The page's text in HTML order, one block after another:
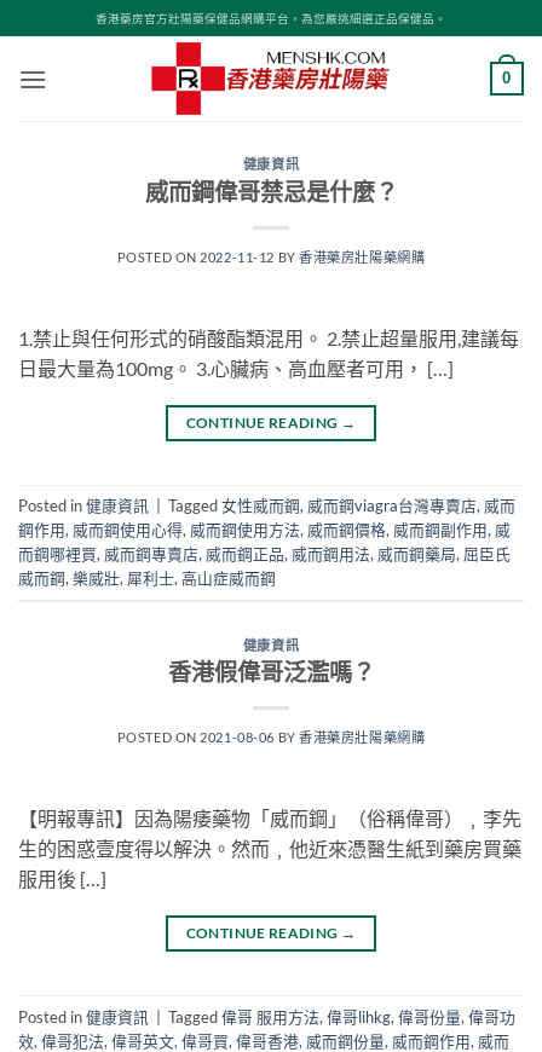
to
content
香港藥房官方壯陽藥保健品網購平台，為您嚴挑細選正品保健品。
0
健康資訊
威而鋼偉哥禁忌是什麼？
POSTED ON 2022-11-12 BY香港藥房壯陽藥網購
1.禁止與任何形式的硝酸酯類混用。 2.禁止超量服用,建議每
日最大量為100mg。 3.心臟病、高血壓者可用， […]
CONTINUE READING →
Posted in健康資訊 Tagged女性威而鋼, 威而鋼viagra台灣專賣店, 威而
鋼作用, 威而鋼使用心得, 威而鋼使用方法, 威而鋼價格, 威而鋼副作用, 威
而鋼哪裡買, 威而鋼專賣店, 威而鋼正品, 威而鋼用法, 威而鋼藥局, 屈臣氏
威而鋼, 樂威壯, 犀利士, 高山症威而鋼
健康資訊
香港假偉哥泛濫嗎？
POSTED ON 2021-08-06 BY香港藥房壯陽藥網購
【明報專訊】因為陽痿藥物「威而鋼」（俗稱偉哥）﹐李先
生的困惑壹度得以解決。然而﹐他近來憑醫生紙到藥房買藥
服用後 […]
CONTINUE READING →
Posted in健康資訊 Tagged偉哥 服用方法, 偉哥lihkg, 偉哥份量, 偉哥功
效, 偉哥犯法, 偉哥英文, 偉哥買, 偉哥香港, 威而鋼份量, 威而鋼作用, 威而